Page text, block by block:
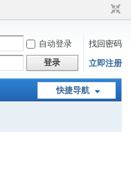
自动登录
找回密码
登录 立即注册
快捷导航